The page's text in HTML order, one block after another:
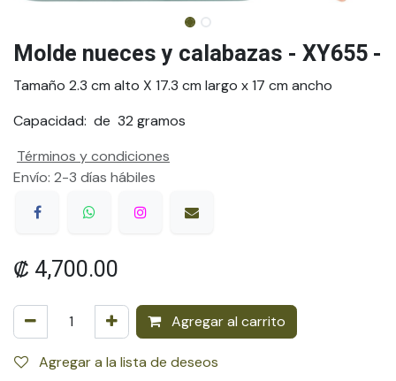
Molde nueces y calabazas - XY655 -
Tamaño 2.3 cm alto X 17.3 cm largo x 17 cm ancho
Capacidad: de 32 gramos
₡ 4,700.00
Agregar al carrito
Agregar a la lista de deseos
Términos y condiciones
Envío: 2-3 días hábiles